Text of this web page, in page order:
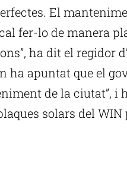
El
fer-lo de manera
ha dit el regidor
ha apuntat que el
de la ciutat”, i
solars del WIN